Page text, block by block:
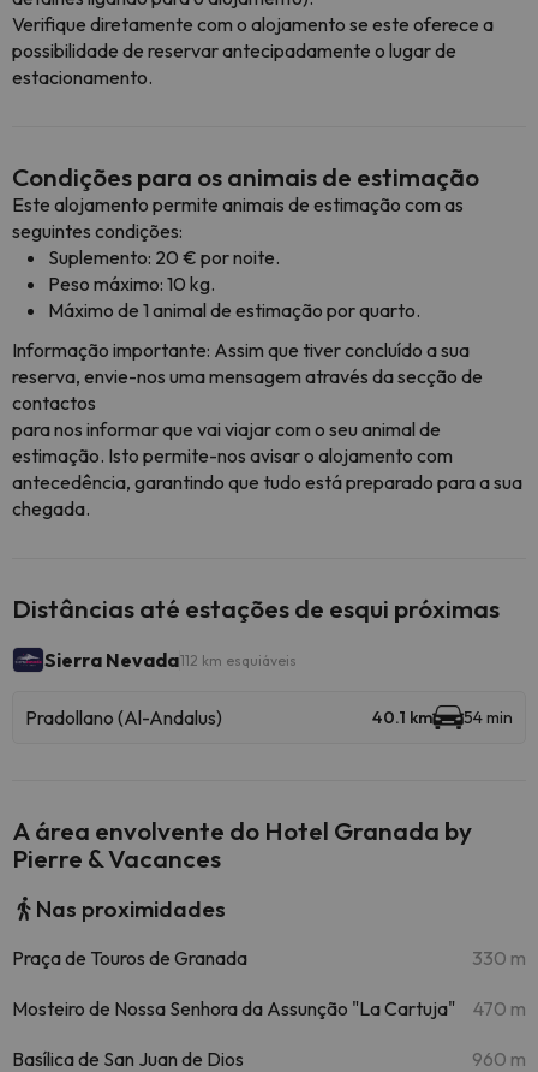
Verifique diretamente com o alojamento se este oferece a
possibilidade de reservar antecipadamente o lugar de
estacionamento.
Condições para os animais de estimação
Este alojamento permite animais de estimação com as
seguintes condições:
Suplemento: 20 € por noite.
Peso máximo: 10 kg.
Máximo de 1 animal de estimação por quarto.
Informação importante: Assim que tiver concluído a sua
reserva, envie-nos uma mensagem através da secção de
contactos
para nos informar que vai viajar com o seu animal de
estimação. Isto permite-nos avisar o alojamento com
antecedência, garantindo que tudo está preparado para a sua
chegada.
Distâncias até estações de esqui próximas
Sierra Nevada112 km esquiáveis
Pradollano (Al-Andalus) 40.1 km 54 min
A área envolvente do Hotel Granada by
Pierre & Vacances
Nas proximidades
Praça de Touros de Granada 330 m
Mosteiro de Nossa Senhora da Assunção "La Cartuja" 470 m
Basílica de San Juan de Dios 960 m